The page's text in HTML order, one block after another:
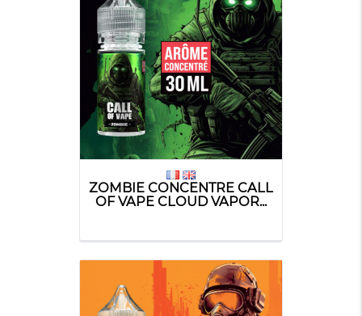
ZOMBIE CONCENTRE CALL
OF VAPE CLOUD VAPOR...